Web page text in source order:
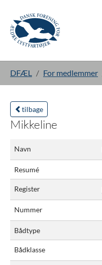
DFÆL For medlemmer
tilbage
Mikkeline
Navn
Resumé
Register
Nummer
Bådtype
Bådklasse